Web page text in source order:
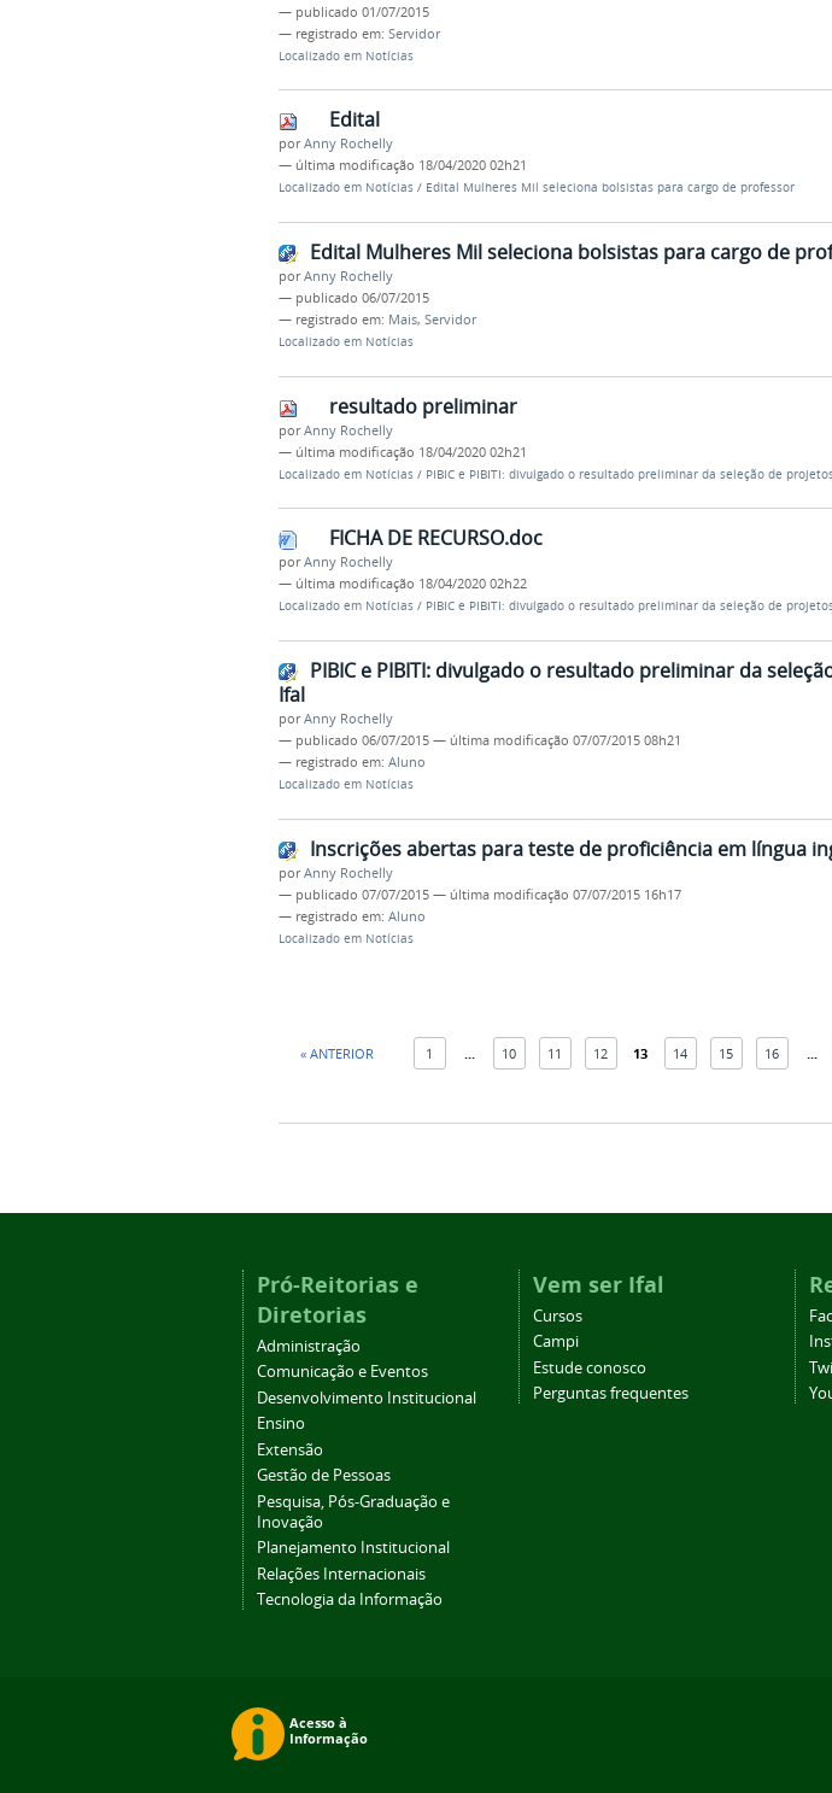
— publicado 01/07/2015
— registrado em: Servidor
Localizado em Notícias
Edital
porAnny Rochelly
— última modificação 18/04/2020 02h21
Localizado em Notícias / Edital Mulheres Mil seleciona bolsistas para cargo de professor
Edital Mulheres Mil seleciona bolsistas para cargo de
porAnny Rochelly
— publicado 06/07/2015
— registrado em: Mais, Servidor
Localizado em Notícias
resultado preliminar
porAnny Rochelly
— última modificação 18/04/2020 02h21
Localizado em Notícias / PIBIC e PIBITI: divulgado o resultado preliminar da seleção de
FICHA DE RECURSO.doc
porAnny Rochelly
— última modificação 18/04/2020 02h22
Localizado em Notícias / PIBIC e PIBITI: divulgado o resultado preliminar da seleção de
PIBIC e PIBITI: divulgado o resultado preliminar da
Ifal
porAnny Rochelly
— publicado 06/07/2015 — última modificação 07/07/2015 08h21
— registrado em: Aluno
Localizado em Notícias
Inscrições abertas para teste de proficiência em língua
porAnny Rochelly
— publicado 07/07/2015 — última modificação 07/07/2015 16h17
— registrado em: Aluno
Localizado em Notícias
« ANTERIOR 1 10 11 12 13 14 15 16
Pró-Reitorias e
Diretorias
Administração
Comunicação e Eventos
Desenvolvimento Institucional
Ensino
Extensão
Gestão de Pessoas
Pesquisa, Pós-Graduação e
Inovação
Planejamento Institucional
Relações Internacionais
Tecnologia da Informação
Vem ser Ifal
Cursos
Campi
Estude conosco
Perguntas frequentes